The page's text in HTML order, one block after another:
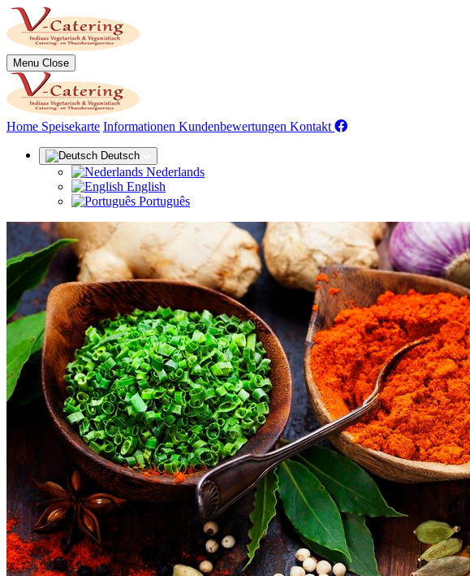
Menu Close
Home (aktuell)
Speisekarte Informationen Kundenbewertungen Kontakt
Deutsch
Nederlands
English
Português